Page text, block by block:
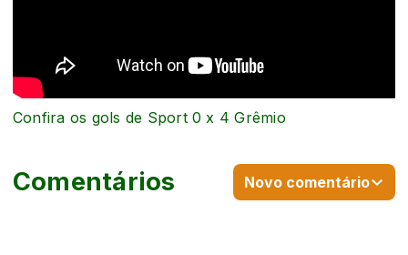
Confira os gols de Sport 0 x 4 Grêmio
Comentários Novo comentário